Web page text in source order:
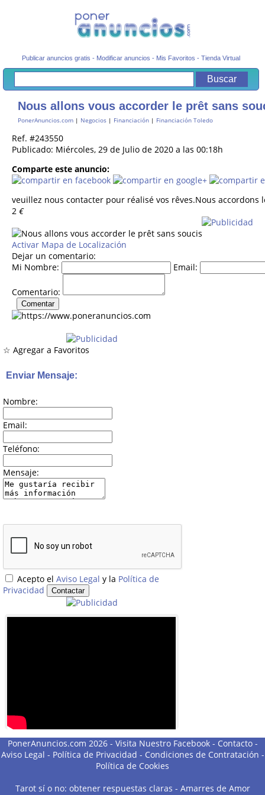
Publicar anuncios gratis - Modificar anuncios - Mis Favoritos -Tienda Virtual
Nous allons vous accorder le prêt sans
PonerAnuncios.com | Negocios | Financiación | Financiación Toledo
Ref. #243550
Publicado: Miércoles, 29 de Julio de 2020 a las 00:18h
Comparte este anuncio:
veuillez nous contacter pour réalisé vos rêves.Nous
2 €
Activar Mapa de Localización
Dejar un comentario:
Mi Nombre:
Email:
Comentario:
☆ Agregar a Favoritos
Enviar Mensaje:
Nombre:
Email:
Teléfono:
Mensaje:
Acepto el Aviso Legal y la Política de
Privacidad
PonerAnuncios.com 2026 - Visita Nuestro Facebook- Contacto-
Aviso Legal - Política de Privacidad - Condiciones de Contratación -
Política de Cookies
Tarot sí o no: obtener respuestas claras - Amarres de Amor